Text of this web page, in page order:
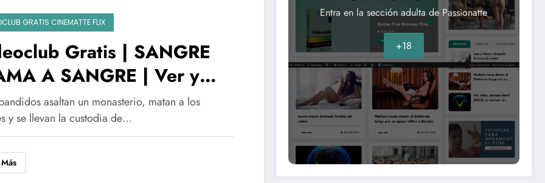
GRATIS CINEMATTE FLIX
Gratis | SANGRE
A SANGRE | Ver y
asaltan un monasterio, matan a los
y se llevan la custodia de…
Entra en la sección adulta de Passionatte
+18